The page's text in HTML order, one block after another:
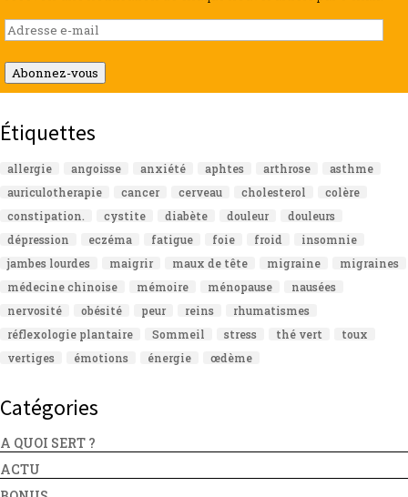
Adresse
e-
mail
Abonnez-vous
Étiquettes
allergie angoisse anxiété aphtes arthrose
asthme
auriculotherapie
cancer cerveau cholesterol
colère
constipation.
cystite diabète douleur
douleurs
dépression
eczéma fatigue foie froid
insomnie
jambes lourdes
maigrir maux de tête migraine
migraines
médecine chinoise
mémoire ménopause
nausées
nervosité
obésité peur reins
rhumatismes
réflexologie plantaire
Sommeil stress thé vert
toux
vertiges
émotions énergie œdème
Catégories
A QUOI SERT ?
ACTU